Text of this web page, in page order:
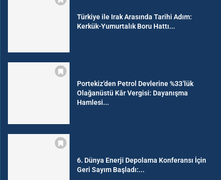
Türkiye ile Irak Arasında Tarihi Adım:
Kerkük-Yumurtalık Boru Hattı...
Portekiz’den Petrol Devlerine %33’lük
Olağanüstü Kâr Vergisi: Dayanışma
Hamlesi...
6. Dünya Enerji Depolama Konferansı İçin
Geri Sayım Başladı:...